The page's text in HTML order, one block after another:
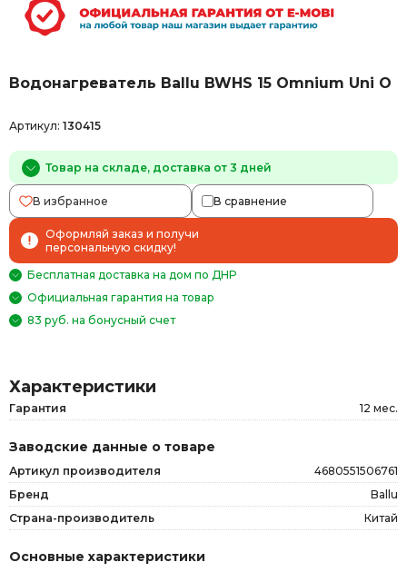
Водонагреватель Ballu BWHS 15 Omnium Uni O
Артикул: 130415
Товар на складе, доставка от 3 дней
В избранное В сравнение
Оформляй заказ и получи
персональную скидку!
Бесплатная доставка на дом по ДНР
Официальная гарантия на товар
83 руб. на бонусный счет
Характеристики
Гарантия 12 мес.
Заводские данные о товаре
Артикул производителя
4680551506761
Бренд
Ballu
Страна-производитель
Китай
Основные характеристики